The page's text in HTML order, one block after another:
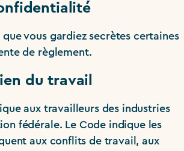
vous gardiez secrètes certaines
de règlement.
du travail
aux travailleurs des industries
fédérale. Le Code indique les
aux conflits de travail, aux